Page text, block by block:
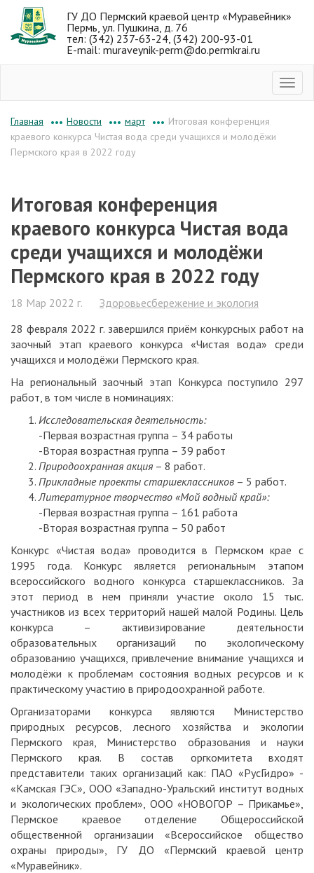
ГУ ДО Пермский краевой центр «Муравейник»
Пермь, ул. Пушкина, д. 76
тел: (342) 237-63-24, (342) 200-93-01
E-mail: muraveynik-perm@do.permkrai.ru
Главная ••• Новости ••• март ••• Итоговая конференция
краевого конкурса Чистая вода среди учащихся и молодёжи
Пермского края в 2022 году
Итоговая конференция
краевого конкурса Чистая вода
среди учащихся и молодёжи
Пермского края в 2022 году
18 Мар 2022 г.
Здоровьесбережение и экология
28 февраля 2022 г. завершился приём конкурсных работ на
заочный этап краевого конкурса «Чистая вода» среди
учащихся и молодёжи Пермского края.
На региональный заочный этап Конкурса поступило 297
работ, в том числе в номинациях:
Исследовательская деятельность:
-Первая возрастная группа – 34 работы
-Вторая возрастная группа – 39 работ
Природоохранная акция – 8 работ.
Прикладные проекты старшеклассников – 5 работ.
Литературное творчество «Мой водный край»:
-Первая возрастная группа – 161 работа
-Вторая возрастная группа – 50 работ
Конкурс «Чистая вода» проводится в Пермском крае с
1995 года. Конкурс является региональным этапом
всероссийского водного конкурса старшеклассников. За
этот период в нем приняли участие около 15 тыс.
участников из всех территорий нашей малой Родины. Цель
конкурса – активизирование деятельности
образовательных организаций по экологическому
образованию учащихся, привлечение внимание учащихся и
молодёжи к проблемам состояния водных ресурсов и к
практическому участию в природоохранной работе.
Организаторами конкурса являются Министерство
природных ресурсов, лесного хозяйства и экологии
Пермского края, Министерство образования и науки
Пермского края. В состав оргкомитета входят
представители таких организаций как: ПАО «РусГидро» -
«Камская ГЭС», ООО «Западно-Уральский институт водных
и экологических проблем», ООО «НОВОГОР – Прикамье»,
Пермское краевое отделение Общероссийской
общественной организации «Всероссийское общество
охраны природы», ГУ ДО «Пермский краевой центр
«Муравейник».